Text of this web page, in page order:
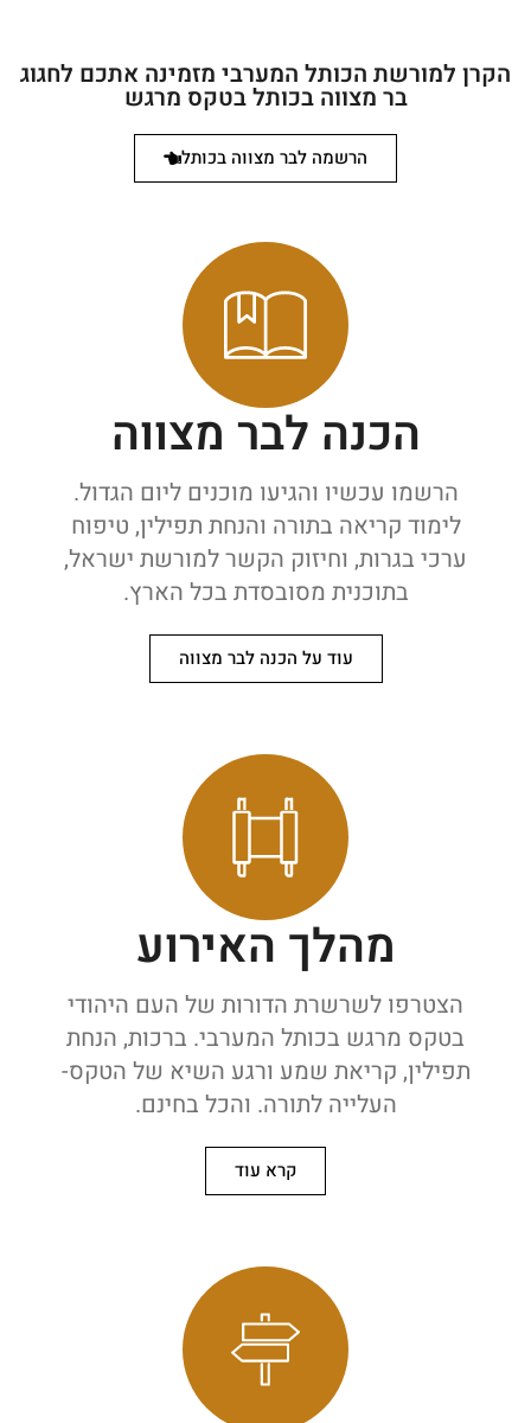
הקרן למורשת הכותל המערבי מזמינה אתכם לחגוג
בר מצווה בכותל בטקס מרגש
הרשמה לבר מצווה בכותל
הכנה לבר מצווה
הרשמו עכשיו והגיעו מוכנים ליום הגדול.
לימוד קריאה בתורה והנחת תפילין, טיפוח
ערכי בגרות, וחיזוק הקשר למורשת ישראל,
בתוכנית מסובסדת בכל הארץ.
עוד על הכנה לבר מצווה
מהלך האירוע
הצטרפו לשרשרת הדורות של העם היהודי
בטקס מרגש בכותל המערבי. ברכות, הנחת
תפילין, קריאת שמע ורגע השיא של הטקס-
העלייה לתורה. והכל בחינם.
קרא עוד